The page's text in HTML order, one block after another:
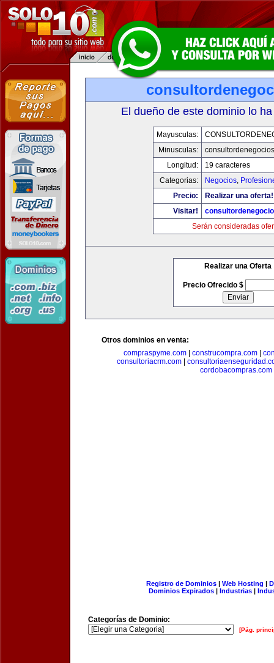
El dueño de este dominio lo
Mayusculas:
Minusculas:
Longitud:
19 caracteres
Categorias:
Negocios,
Precio:
Realizar una oferta!
Visitar!
Serán consideradas
Realizar una Oferta
Precio Ofrecido $
Otros dominios en venta:
compraspyme.com
construcompra.com
consultoriacrm.com|
cordobacompras.com
Registro de Dominios| Web Hosting |
Dominios Expirados | Industrias |
Categorías de Dominio:
[Pág.